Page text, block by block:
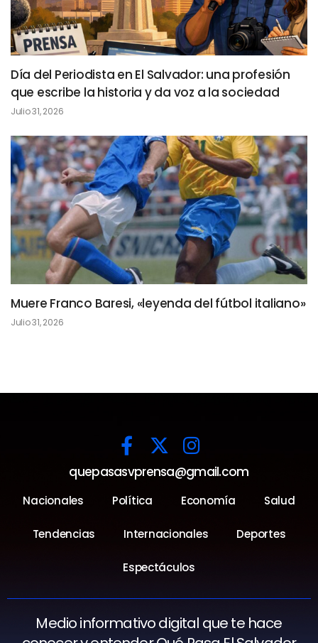
Día del Periodista en El Salvador: una profesión
que escribe la historia y da voz a la sociedad
Julio 31, 2026
Muere Franco Baresi, «leyenda del fútbol italiano»
Julio 31, 2026
quepasasvprensa@gmail.com
Nacionales Política Economía Salud
Tendencias Internacionales Deportes
Espectáculos
Medio informativo digital que te hace